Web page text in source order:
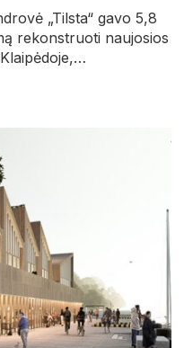
„Tilsta“ gavo 5,8
rekonstruoti naujosios